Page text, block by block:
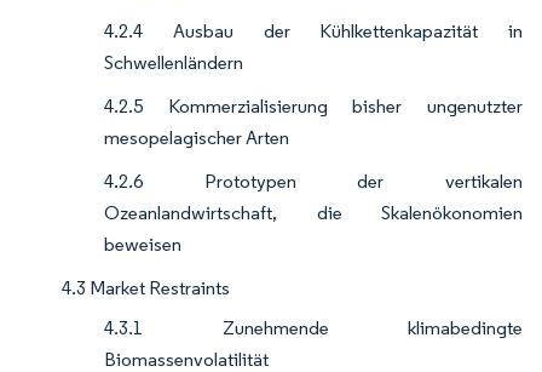
4.2.4 Ausbau der Kühlkettenkapazität in
Schwellenländern
4.2.5 Kommerzialisierung bisher ungenutzter
mesopelagischer Arten
4.2.6 Prototypen der vertikalen
Ozeanlandwirtschaft, die Skalenökonomien
beweisen
4.3 Market Restraints
4.3.1 Zunehmende klimabedingte
Biomassenvolatilität